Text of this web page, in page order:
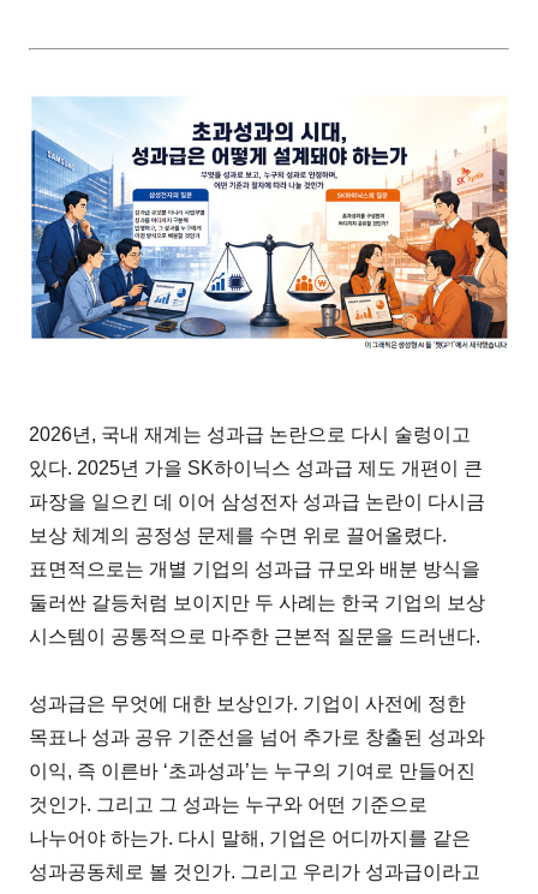
2026년, 국내 재계는 성과급 논란으로 다시 술렁이고
있다. 2025년 가을 SK하이닉스 성과급 제도 개편이 큰
파장을 일으킨 데 이어 삼성전자 성과급 논란이 다시금
보상 체계의 공정성 문제를 수면 위로 끌어올렸다.
표면적으로는 개별 기업의 성과급 규모와 배분 방식을
둘러싼 갈등처럼 보이지만 두 사례는 한국 기업의 보상
시스템이 공통적으로 마주한 근본적 질문을 드러낸다.
성과급은 무엇에 대한 보상인가. 기업이 사전에 정한
목표나 성과 공유 기준선을 넘어 추가로 창출된 성과와
이익, 즉 이른바 ‘초과성과’는 누구의 기여로 만들어진
것인가. 그리고 그 성과는 누구와 어떤 기준으로
나누어야 하는가. 다시 말해, 기업은 어디까지를 같은
성과공동체로 볼 것인가. 그리고 우리가 성과급이라고